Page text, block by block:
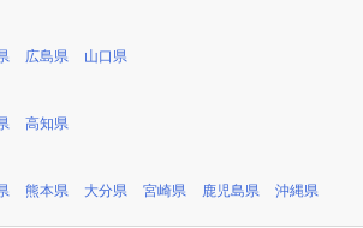
広島県 山口県
高知県
熊本県 大分県 宮崎県 鹿児島県 沖縄県